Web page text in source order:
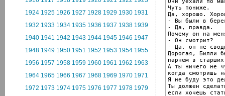
1924 1925 1926 1927 1928 1929 1930 1931
1932 1933 1934 1935 1936 1937 1938 1939
1940 1941 1942 1943 1944 1945 1946 1947
1948 1949 1950 1951 1952 1953 1954 1955
1956 1957 1958 1959 1960 1961 1962 1963
1964 1965 1966 1967 1968 1969 1970 1971
1972 1973 1974 1975 1976 1977 1978 1979
Чуть пониже.
Да, хорошо.
- Вы были в
- Да, правда.
Почему он на
- Он смотрит?
- Да, он не
Дорогая, Билли
парнем в
А ты ничего не
когда смотришь
Я не буду это
Ты должен
если хочешь